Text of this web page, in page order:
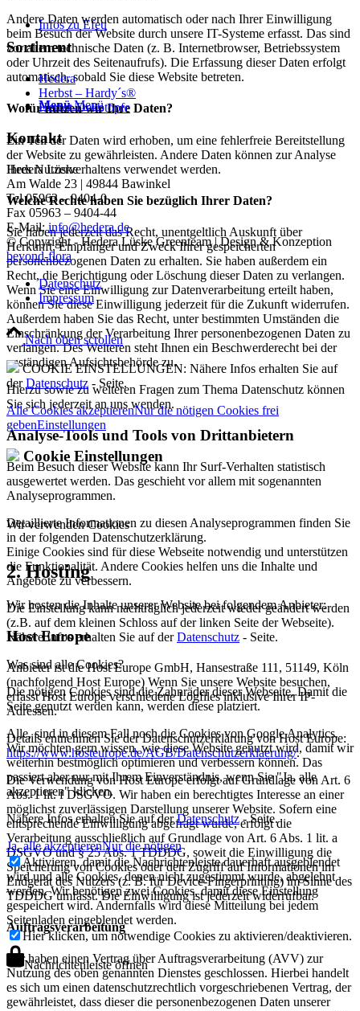
Infos zu Efeu
Menü Menü
Andere Daten werden automatisch oder nach Ihrer Einwilligung
beim Besuch der Website durch unsere IT-Systeme erfasst. Das sind
vor allem technische Daten (z. B. Internetbrowser, Betriebssystem
oder Uhrzeit des Seitenaufrufs). Die Erfassung dieser Daten erfolgt
automatisch, sobald Sie diese Website betreten.
Wofür nutzen wir Ihre Daten?
Ein Teil der Daten wird erhoben, um eine fehlerfreie Bereitstellung
der Website zu gewährleisten. Andere Daten können zur Analyse
Ihres Nutzerverhaltens verwendet werden.
Welche Rechte haben Sie bezüglich Ihrer Daten?
Sie haben jederzeit das Recht, unentgeltlich Auskunft über
Herkunft, Empfänger und Zweck Ihrer gespeicherten
personenbezogenen Daten zu erhalten. Sie haben außerdem ein
Recht, die Berichtigung oder Löschung dieser Daten zu verlangen.
Wenn Sie eine Einwilligung zur Datenverarbeitung erteilt haben,
können Sie diese Einwilligung jederzeit für die Zukunft widerrufen.
Außerdem haben Sie das Recht, unter bestimmten Umständen die
Einschränkung der Verarbeitung Ihrer personenbezogenen Daten zu
verlangen. Des Weiteren steht Ihnen ein Beschwerderecht bei der
zuständigen Aufsichtsbehörde zu.
Hierzu sowie zu weiteren Fragen zum Thema Datenschutz können
Sie sich jederzeit an uns wenden.
Analyse-Tools und Tools von Dritt­anbietern
Beim Besuch dieser Website kann Ihr Surf-Verhalten statistisch
ausgewertet werden. Das geschieht vor allem mit sogenannten
Analyseprogrammen.
Detaillierte Informationen zu diesen Analyseprogrammen finden Sie
in der folgenden Datenschutzerklärung.
2. Hosting
Wir hosten die Inhalte unserer Website bei folgendem Anbieter:
Host Europe
Anbieter ist die Host Europe GmbH, Hansestraße 111, 51149, Köln
(nachfolgend Host Europe) Wenn Sie unsere Website besuchen,
erfasst Host Europe verschiedene Logfiles inklusive Ihrer IP-
Adressen.
Details entnehmen Sie der Datenschutzerklärung von Host Europe:
https://www.hosteurope.de/AGB/Datenschutzerklaerung/.
Die Verwendung von Host Europe erfolgt auf Grundlage von Art. 6
Abs. 1 lit. f DSGVO. Wir haben ein berechtigtes Interesse an einer
möglichst zuverlässigen Darstellung unserer Website. Sofern eine
entsprechende Einwilligung abgefragt wurde, erfolgt die
Verarbeitung ausschließlich auf Grundlage von Art. 6 Abs. 1 lit. a
DSGVO und § 25 Abs. 1 TDDDG, soweit die Einwilligung die
Speicherung von Cookies oder den Zugriff auf Informationen im
Endgerät des Nutzers (z. B. für Device-Fingerprinting) im Sinne des
TDDDG umfasst. Die Einwilligung ist jederzeit widerrufbar.
Auftragsverarbeitung
Wir haben einen Vertrag über Auftragsverarbeitung (AVV) zur
Nutzung des oben genannten Dienstes geschlossen. Hierbei handelt
es sich um einen datenschutzrechtlich vorgeschriebenen Vertrag, der
gewährleistet, dass dieser die personenbezogenen Daten unserer
Sortiment
Hedera
Herbst – Hardy´s®
Herbst-Dekotöpfe
Kontakt
Hedera Lüske
Am Walde 23 | 49844 Bawinkel
Tel 05963 – 9404-0
Fax 05963 – 9404-44
E-Mail:info@hedera.de
© Copyright - Hedera Lüske Greenteam | Design & Konzeption
beyond-flora
Datenschutz
Impressum
Nach oben scrollen
COOKIE EINSTELLUNGEN: Nähere Infos erhalten Sie auf
derDatenschutz - Seite.
Alle Cookies akzeptierenNur die nötigen Cookies frei
gebenEinstellungen
Cookie Einstellungen
Wir verwenden Cookies
Einige Cookies sind für diese Webseite notwendig und unterstützen
die Funktionalität. Andere Cookies helfen uns die Inhalte und
Angebote zu verbessern.
Die Einstellung kann nachträglich jederzeit wieder geändert werden
(z.B. auf dem kleinen Schloss auf der linken Seite der Webseite).
Nähere Infos erhalten Sie auf derDatenschutz - Seite.
Was sind alle Cookies?
Die nötigen Cookies sind die Zahnräder dieser Webseite. Damit die
Seite genutzt werden kann, werden diese platziert.
Alle, sind in diesem Fall noch die Cookies von Google Analytics.
Wir möchten gern wissen, wie diese Website genutzt wird, damit wir
weiterhin bestmöglich optimieren und verbessern können. Das
passiert aber nur mit Ihrem Einverständnis, wenn Sie "Ja, alle
akzeptieren" klicken.
Nähere Infos erhalten Sie auf derDatenschutz- Seite.
Ja, alle akzeptierenNur die nötigen
Aktivieren, damit die Nachrichtenleiste dauerhaft ausgeblendet
wird und alle Cookies, denen nicht zugestimmt wurde, abgelehnt
werden. Wir benötigen zwei Cookies, damit diese Einstellung
gespeichert wird. Andernfalls wird diese Mitteilung bei jedem
Seitenladen eingeblendet werden.
Hier klicken, um notwendige Cookies zu aktivieren/deaktivieren.
Nachrichtenleiste öffnen